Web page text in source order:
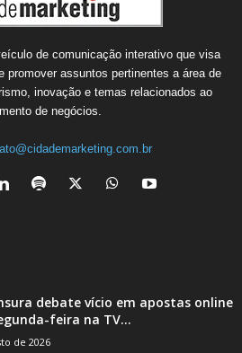
de comunicação interativo que visa
promover assuntos pertinentes a área de
inovação e temas relacionados ao
de negócios.
debate vício em apostas online
feira na TV...
de 2026